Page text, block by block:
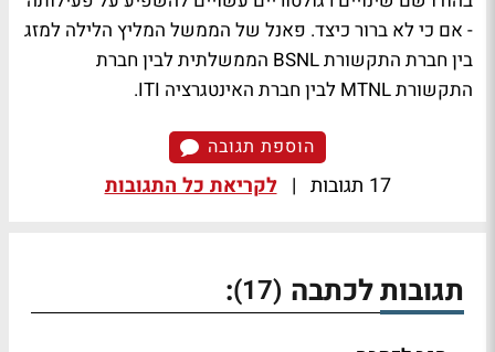
- אם כי לא ברור כיצד. פאנל של הממשל המליץ הלילה למזג
בין חברת התקשורת BSNL הממשלתית לבין חברת
התקשורת MTNL לבין חברת האינטגרציה ITI.
הוספת תגובה
17 תגובות | לקריאת כל התגובות
תגובות לכתבה (17)
: